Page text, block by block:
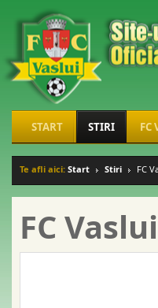
START STIRI FC
Te afli aici: Start Stiri FC
FC